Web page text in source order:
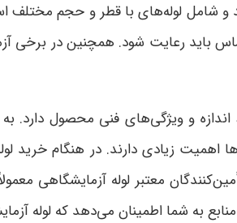
لوله‌های با قطر و حجم مختلف
باید رعایت شود. همچنین در برخی
و ویژگی‌های فنی محصول دارد.
اهمیت زیادی دارند. در هنگام
معتبر لوله آزمایشگاهی
منابع به شما اطمینان می‌دهد که